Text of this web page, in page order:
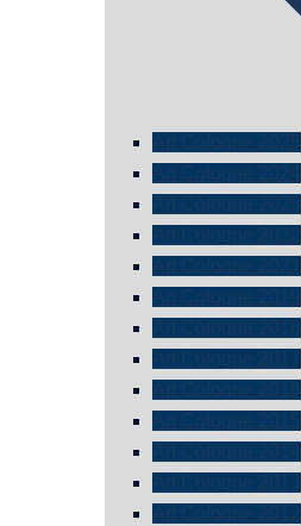
Art Cologne 2025
Art Cologne 2024
Art Cologne 2023
Art Cologne 2022
Art Cologne 2021
Art Cologne 2019
Art Cologne 2018
Art Cologne 2017
Art Cologne 2016
Art Cologne 2015
Art Cologne 2014
Art Cologne 2013
Art Cologne 2012